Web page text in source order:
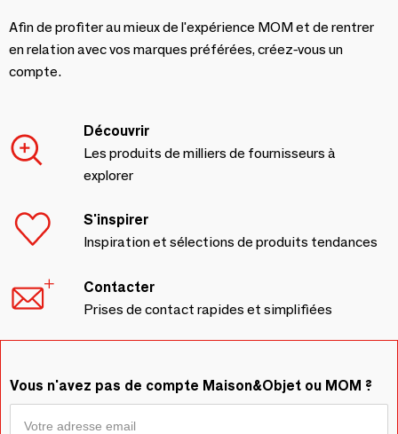
Afin de profiter au mieux de l'expérience MOM et de rentrer
en relation avec vos marques préférées, créez-vous un
compte.
Découvrir
Les produits de milliers de fournisseurs à
explorer
S'inspirer
Inspiration et sélections de produits tendances
Contacter
Prises de contact rapides et simplifiées
Vous n'avez pas de compte Maison&Objet ou MOM ?